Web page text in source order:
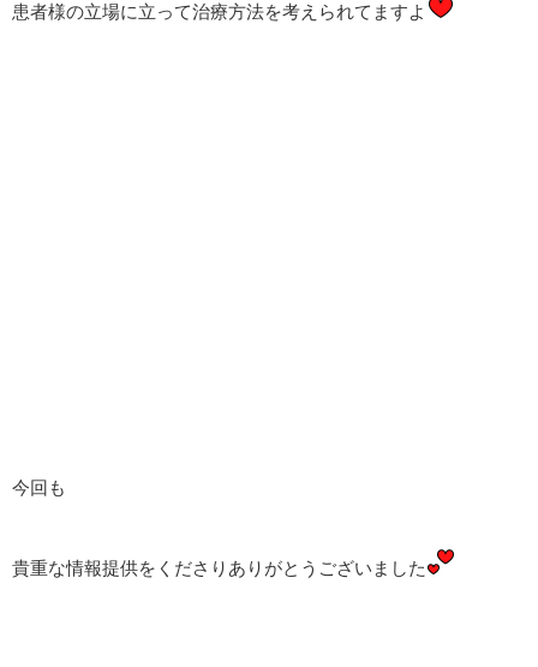
患者様の立場に立って治療方法を考えられてますよ
今回も
貴重な情報提供をくださりありがとうございました